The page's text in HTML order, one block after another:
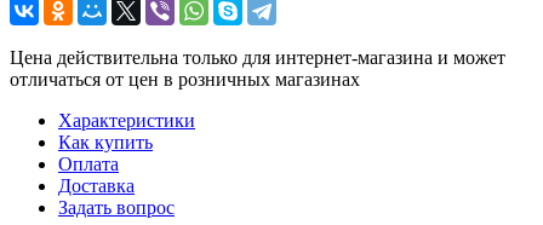
Цена действительна только для интернет-магазина и может
отличаться от цен в розничных магазинах
Характеристики
Как купить
Оплата
Доставка
Задать вопрос